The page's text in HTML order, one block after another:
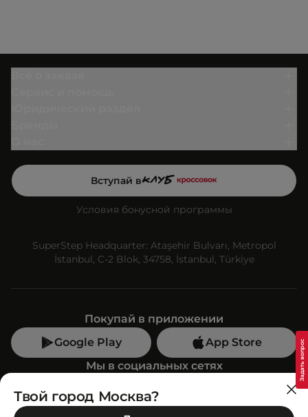
Вступай в
Условия бонусной программы
SuperStep Headquarter: Ataşehir Bulvarı, Metropol
İstanbul, C-2 Blok, 34758, İstanbul, Türkiye
Покупай в приложении
Google Play
App Store
Мы в социальных сетях
Позвони нам
Твой город Москва?